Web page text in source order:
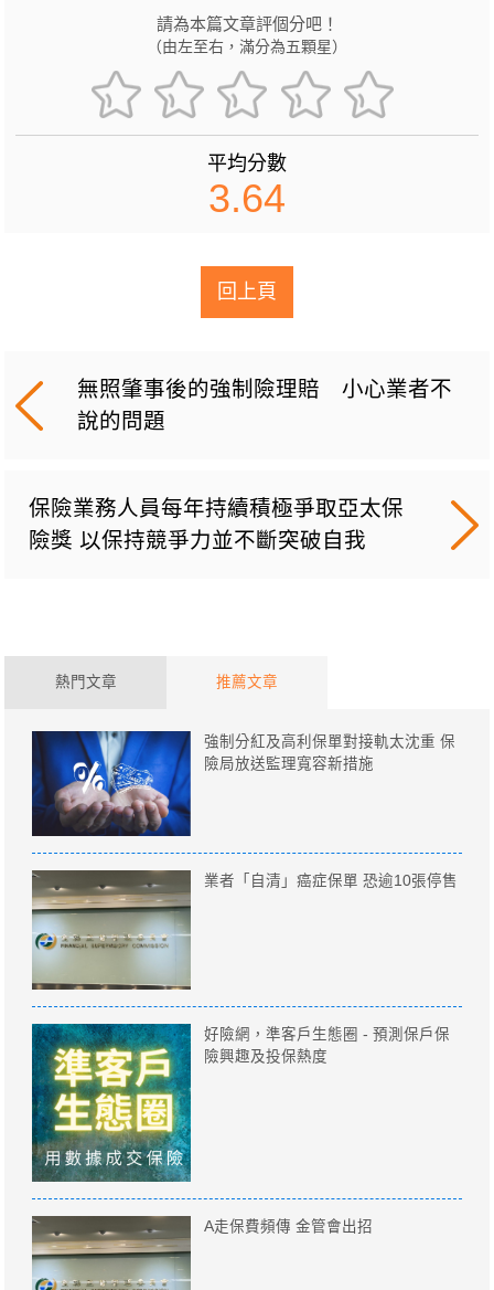
請為本篇文章評個分吧！
（由左至右，滿分為五顆星）
平均分數
3.64
回上頁
無照肇事後的強制險理賠 小心業者不
說的問題
保險業務人員每年持續積極爭取亞太保
險獎 以保持競爭力並不斷突破自我
熱門文章 推薦文章
強制分紅及高利保單對接軌太沈重 保
險局放送監理寬容新措施
業者「自清」癌症保單 恐逾10張停售
好險網，準客戶生態圈 - 預測保戶保
險興趣及投保熱度
A走保費頻傳 金管會出招